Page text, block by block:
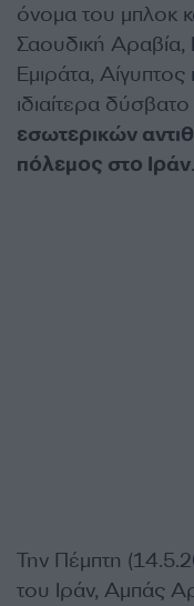
όνομα του μπλοκ
Σαουδική
Εμιράτα, Αίγυπτος
ιδιαίτερα
εσωτερικών
πόλεμος στο Ιράν.
Την Πέμπτη
του Ιράν, Αμπάς